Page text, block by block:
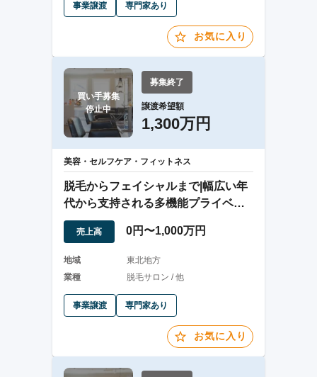
事業譲渡 専門家あり
お気に入り
買い手募集
停止中
募集終了
譲渡希望額
1,300万円
美容・セルフケア・フィットネス
脱毛からフェイシャルまで|幅広い年
代から支持される多機能プライベー
トケアサロン
売上高 0円〜1,000万円
地域
東北地方
業種
脱毛サロン / 他
事業譲渡 専門家あり
お気に入り